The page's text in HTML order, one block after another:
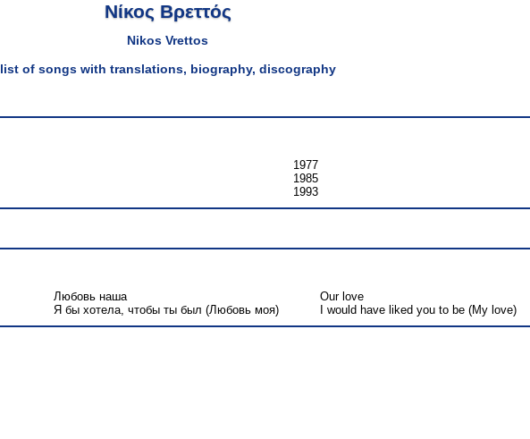
Νίκος Βρεττός
Nikos Vrettos
list of songs with translations, biography, discography
1977
1985
1993
Любовь наша
Our love
Я бы хотела, чтобы ты был (Любовь моя) I would have liked you to be (My love)